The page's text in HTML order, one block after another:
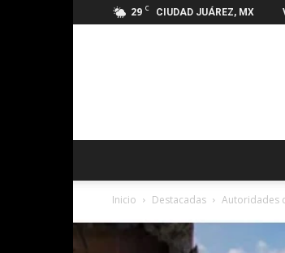
29 C CIUDAD JUÁREZ, MX
Inicio Destacadas Autoridades